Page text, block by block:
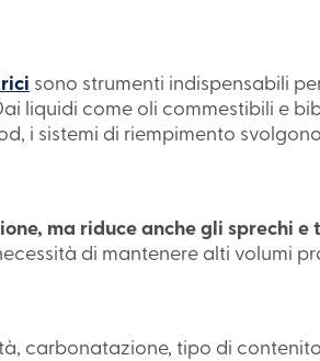
sono strumenti indispensabili
liquidi come oli commestibili e
i sistemi di riempimento
ma riduce anche gli sprechi
di mantenere alti volumi
carbonatazione, tipo di